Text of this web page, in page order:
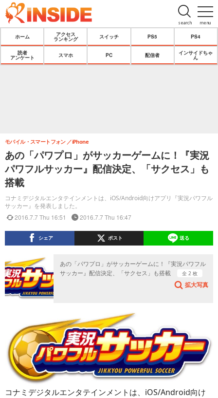
menu
search
ホーム
アクセス
ランキング
スイッチ PS5 PS4
読者
アンケート
スマホ PC 配信者
インサイドちゃ
ん
あの「パワプロ」がサッカーゲームに！『実況
パワフルサッカー』配信決定、「サクセス」も
搭載
コナミデジタルエンタテインメントは、iOS/Android向けアプリ『実況パワフル
サッカー』を発表しました。
モバイル・スマートフォン iPhone
2016.7.7 Thu 16:51 2016.7.7 Thu 16:47
シェア ポスト 送る
あの「パワプロ」がサッカーゲームに！『実況パワフル
サッカー』配信決定、「サクセス」も搭載
全 2 枚
拡大写真
コナミデジタルエンタテインメントは、iOS/Android向け